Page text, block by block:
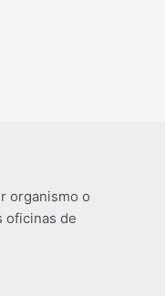
organismo o
oficinas de